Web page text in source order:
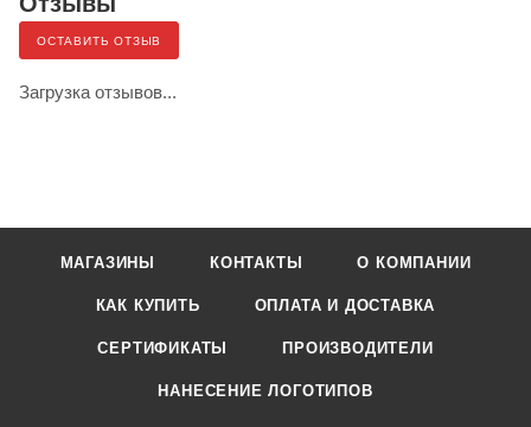
ОСТАВИТЬ ОТЗЫВ
Загрузка отзывов...
МАГАЗИНЫ КОНТАКТЫ О КОМПАНИИ
КАК КУПИТЬ ОПЛАТА И ДОСТАВКА
СЕРТИФИКАТЫ ПРОИЗВОДИТЕЛИ
НАНЕСЕНИЕ ЛОГОТИПОВ